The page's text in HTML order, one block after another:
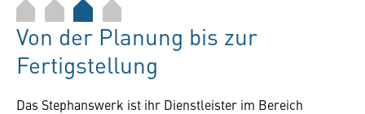
Von der Planung bis zur
Fertigstellung
Das Stephanswerk ist ihr Dienstleister im Bereich